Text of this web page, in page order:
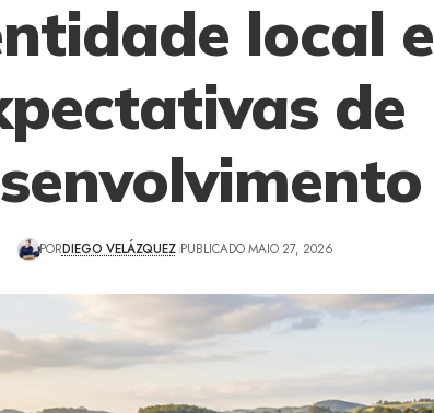
local e
de
PORDIEGO VELÁZQUEZ PUBLICADO MAIO 27, 2026